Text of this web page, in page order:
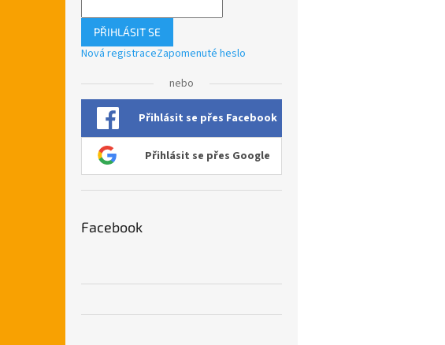
PŘIHLÁSIT SE
Nová registraceZapomenuté heslo
nebo
Přihlásit se přes Facebook
Přihlásit se přes Google
Facebook